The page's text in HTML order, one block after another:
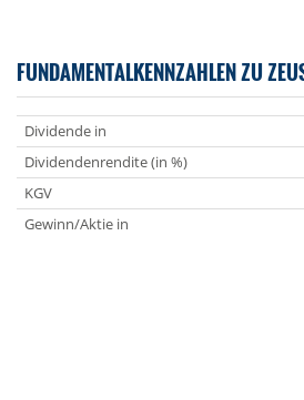
FUNDAMENTALKENNZAHLEN ZU
Dividende in
Dividendenrendite (in %)
KGV
Gewinn/Aktie in